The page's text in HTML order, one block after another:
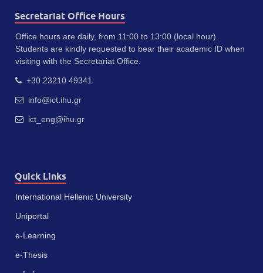
Secretariat Office Hours
Office hours are daily, from 11:00 to 13:00 (local hour).
Students are kindly requested to bear their academic ID when
visiting with the Secretariat Office.
+30 23210 49341
info@ict.ihu.gr
ict_eng@ihu.gr
Quick Links
International Hellenic University
Uniportal
e-Learning
e-Thesis